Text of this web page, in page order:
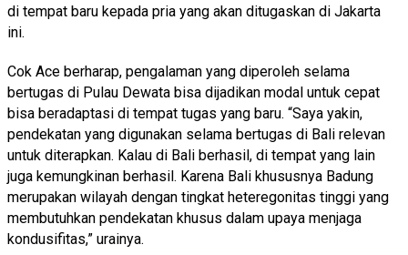
di tempat baru kepada pria yang akan ditugaskan di Jakarta
ini.
Cok Ace berharap, pengalaman yang diperoleh selama
bertugas di Pulau Dewata bisa dijadikan modal untuk cepat
bisa beradaptasi di tempat tugas yang baru. “Saya yakin,
pendekatan yang digunakan selama bertugas di Bali relevan
untuk diterapkan. Kalau di Bali berhasil, di tempat yang lain
juga kemungkinan berhasil. Karena Bali khususnya Badung
merupakan wilayah dengan tingkat heteregonitas tinggi yang
membutuhkan pendekatan khusus dalam upaya menjaga
kondusifitas,” urainya.